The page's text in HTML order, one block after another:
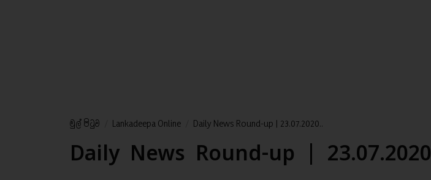
මුල් පිටුව Lankadeepa Online Daily News Round-up | 23.07.2020..
Daily News Round-up | 23.07.2020